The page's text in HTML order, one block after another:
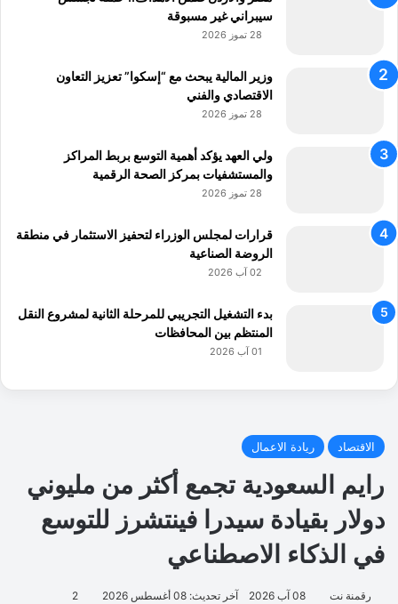
سيبراني غير مسبوقة
28 تموز 2026
وزير المالية يبحث مع “إسكوا” تعزيز التعاون
الاقتصادي والفني
28 تموز 2026
ولي العهد يؤكد أهمية التوسع بربط المراكز
والمستشفيات بمركز الصحة الرقمية
28 تموز 2026
قرارات لمجلس الوزراء لتحفيز الاستثمار في منطقة
الروضة الصناعية
02 آب 2026
بدء التشغيل التجريبي للمرحلة الثانية لمشروع النقل
المنتظم بين المحافظات
01 آب 2026